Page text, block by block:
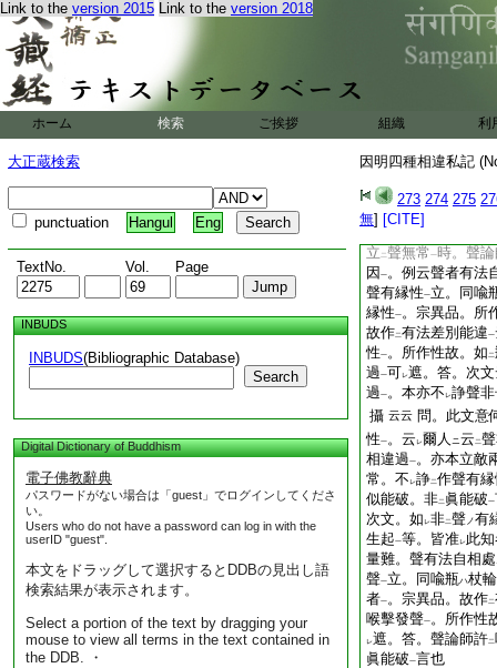
Link to the version 2015 Link to the version 2018
ホーム 検索 ご挨拶 組織 利
大正蔵検索
punctuation Hangul Eng
TextNo. Vol. Page
INBUDS
INBUDS(Bibliographic Database)
Search
Digital Dictionary of Buddhism
電子佛教辭典
パスワードがない場合は「guest」でログインしてくださ
い。
Users who do not have a password can log in with the
userID "guest".
本文をドラッグして選択するとDDBの見出し語
検索結果が表示されます。
Select a portion of the text by dragging your
mouse to view all terms in the text contained in
the DDB. ・
因明四種相違私記
273 274 275
無] [CITE]
文。是本成故者
意。本欲 成
立作
勝論言陳ニ立三有性非
。而何云
作大
故云 是本成故
言也
問。論如レ 遮 二實等 一
勘
之
問。疏下文。問。如
性 一。所作性故。如
相違
者 此問意何
立 二聲無常一時。聲
因 一。例云聲者有法
聲有縁性一立。同喩
縁性一。宗異品。所
故作二有法差別能違一
性一。所作性故。如 二
過一可レ遮。答。次
過一。本亦不 レ諍聲非
攝 云云 問。此文意
性一。云 レ爾人 ニ云 二
相違過一。亦本立敵
常。不 レ諍二作聲有
似能破。非二 眞能破一
次文。如 レ非二聲ノ有
生起一等。皆准レ此
量難。聲有法自相處
聲一立。同喩瓶ハ杖
者一。宗異品。故作二
喉擊發聲一。所作性
レ遮。答。聲論師許二
眞能破一言也